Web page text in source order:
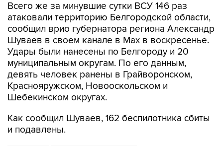
Всего же за минувшие сутки ВСУ 146 раз
атаковали территорию Белгородской области,
сообщил врио губернатора региона Александр
Шуваев в своем канале в Мах в воскресенье.
Удары были нанесены по Белгороду и 20
муниципальным округам. По его данным,
девять человек ранены в Грайворонском,
Краснояружском, Новооскольском и
Шебекинском округах.
Как сообщил Шуваев, 162 беспилотника сбиты
и подавлены.